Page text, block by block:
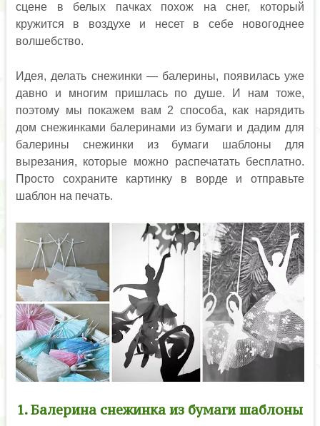
сцене в белых пачках похож на снег, который
кружится в воздухе и несет в себе новогоднее
волшебство.
Идея, делать снежинки — балерины, появилась уже
давно и многим пришлась по душе. И нам тоже,
поэтому мы покажем вам 2 способа, как нарядить
дом снежинками балеринами из бумаги и дадим для
балерины снежинки из бумаги шаблоны для
вырезания, которые можно распечатать бесплатно.
Просто сохраните картинку в ворде и отправьте
шаблон на печать.
1. Балерина снежинка из бумаги шаблоны